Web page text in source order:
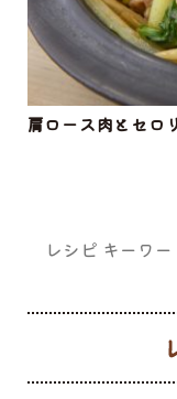
肩ロース肉とセロ